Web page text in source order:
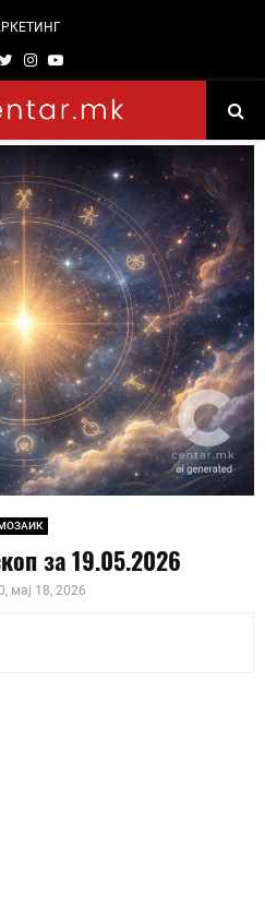
TwitterInstagram
Youtube
за 19.05.2026
мај 18, 2026